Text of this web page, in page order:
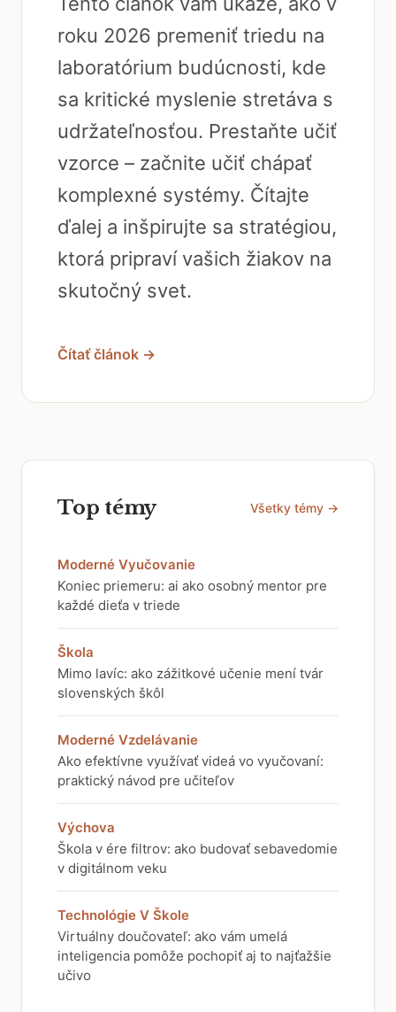
roku 2026 premeniť triedu na
laboratórium budúcnosti, kde
sa kritické myslenie stretáva s
udržateľnosťou. Prestaňte učiť
vzorce – začnite učiť chápať
komplexné systémy. Čítajte
ďalej a inšpirujte sa stratégiou,
ktorá pripraví vašich žiakov na
skutočný svet.
Čítať článok →
Top témy Všetky témy →
Moderné Vyučovanie
Koniec priemeru: ai ako osobný mentor pre
každé dieťa v triede
Škola
Mimo lavíc: ako zážitkové učenie mení tvár
slovenských škôl
Moderné Vzdelávanie
Ako efektívne využívať videá vo vyučovaní:
praktický návod pre učiteľov
Výchova
Škola v ére filtrov: ako budovať sebavedomie
v digitálnom veku
Technológie V Škole
Virtuálny doučovateľ: ako vám umelá
inteligencia pomôže pochopiť aj to najťažšie
učivo